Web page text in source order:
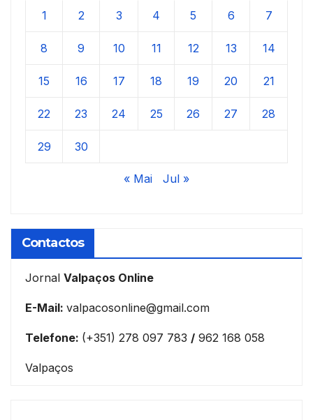
1 2 3 4 5 6 7
8 9 10 11 12 13 14
15 16 17 18 19 20 21
22 23 24 25 26 27 28
29 30
« Mai Jul »
Contactos
Jornal Valpaços Online
E-Mail: valpacosonline@gmail.com
Telefone: (+351) 278 097 783 / 962 168 058
Valpaços